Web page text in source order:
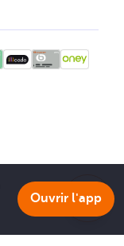
Ouvrir l'app